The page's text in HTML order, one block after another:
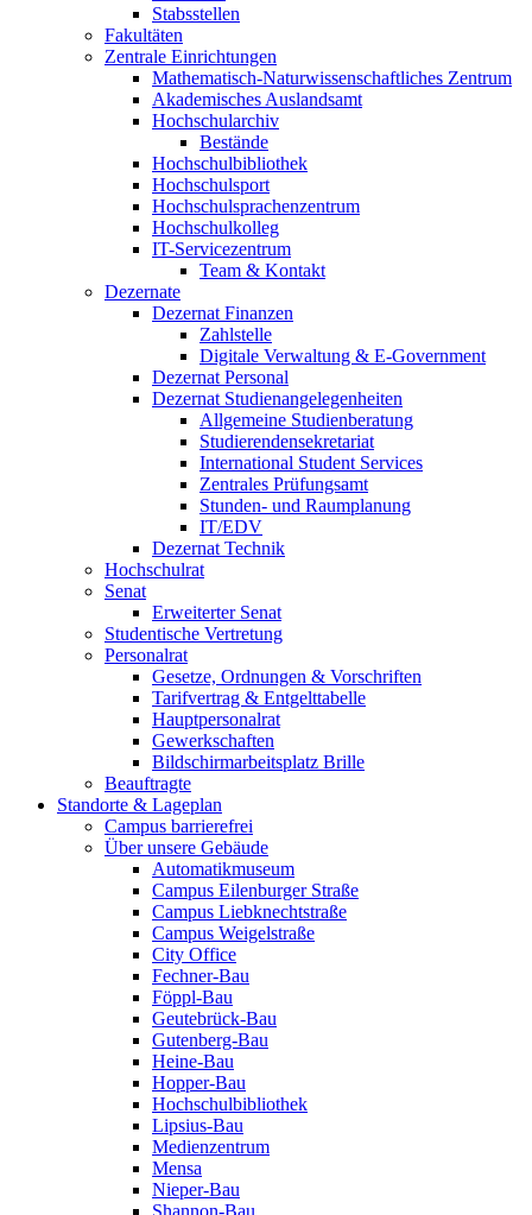
Stabsstellen
Fakultäten
Zentrale Einrichtungen
Mathematisch-Naturwissenschaftliches Zentrum
Akademisches Auslandsamt
Hochschularchiv
Bestände
Hochschulbibliothek
Hochschulsport
Hochschulsprachenzentrum
Hochschulkolleg
IT-Servicezentrum
Team & Kontakt
Dezernate
Dezernat Finanzen
Zahlstelle
Digitale Verwaltung & E-Government
Dezernat Personal
Dezernat Studienangelegenheiten
Allgemeine Studienberatung
Studierendensekretariat
International Student Services
Zentrales Prüfungsamt
Stunden- und Raumplanung
IT/EDV
Dezernat Technik
Hochschulrat
Senat
Erweiterter Senat
Studentische Vertretung
Personalrat
Gesetze, Ordnungen & Vorschriften
Tarifvertrag & Entgelttabelle
Hauptpersonalrat
Gewerkschaften
Bildschirmarbeitsplatz Brille
Beauftragte
Standorte & Lageplan
Campus barrierefrei
Über unsere Gebäude
Automatikmuseum
Campus Eilenburger Straße
Campus Liebknechtstraße
Campus Weigelstraße
City Office
Fechner-Bau
Föppl-Bau
Geutebrück-Bau
Gutenberg-Bau
Heine-Bau
Hopper-Bau
Hochschulbibliothek
Lipsius-Bau
Medienzentrum
Mensa
Nieper-Bau
Shannon-Bau